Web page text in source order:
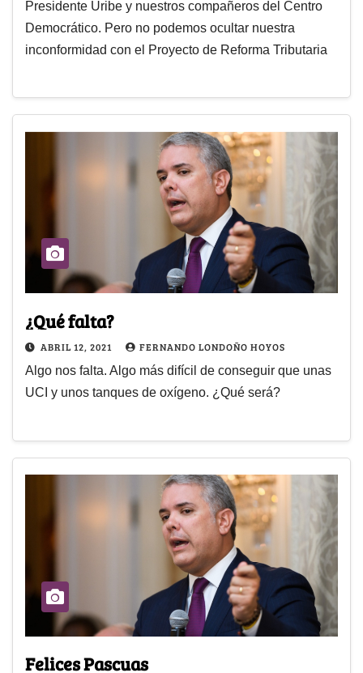
Presidente Uribe y nuestros compañeros del Centro
Democrático. Pero no podemos ocultar nuestra
inconformidad con el Proyecto de Reforma Tributaria
¿Qué falta?
ABRIL 12, 2021 FERNANDO LONDOÑO HOYOS
Algo nos falta. Algo más difícil de conseguir que unas
UCI y unos tanques de oxígeno. ¿Qué será?
Felices Pascuas